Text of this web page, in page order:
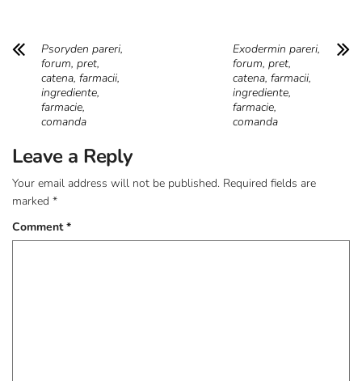
Psoryden pareri,
forum, pret,
catena, farmacii,
ingrediente,
farmacie,
comanda
Exodermin pareri,
forum, pret,
catena, farmacii,
ingrediente,
farmacie,
comanda
Leave a Reply
Your email address will not be published. Required fields are
marked *
Comment*